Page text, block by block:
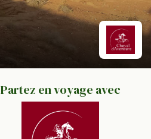
Partez en voyage avec